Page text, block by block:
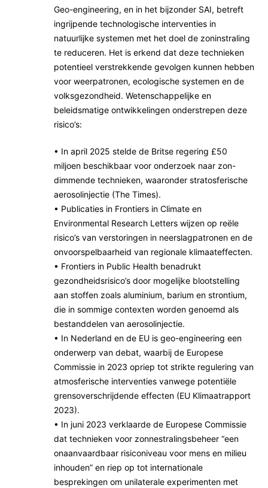
Geo-engineering, en in het bijzonder SAI, betreft
ingrijpende technologische interventies in
natuurlijke systemen met het doel de zoninstraling
te reduceren. Het is erkend dat deze technieken
potentieel verstrekkende gevolgen kunnen hebben
voor weerpatronen, ecologische systemen en de
volksgezondheid. Wetenschappelijke en
beleidsmatige ontwikkelingen onderstrepen deze
risico’s:
• In april 2025 stelde de Britse regering £50
miljoen beschikbaar voor onderzoek naar zon-
dimmende technieken, waaronder stratosferische
aerosolinjectie (The Times).
• Publicaties in Frontiers in Climate en
Environmental Research Letters wijzen op reële
risico’s van verstoringen in neerslagpatronen en de
onvoorspelbaarheid van regionale klimaateffecten.
• Frontiers in Public Health benadrukt
gezondheidsrisico’s door mogelijke blootstelling
aan stoffen zoals aluminium, barium en strontium,
die in sommige contexten worden genoemd als
bestanddelen van aerosolinjectie.
• In Nederland en de EU is geo-engineering een
onderwerp van debat, waarbij de Europese
Commissie in 2023 opriep tot strikte regulering van
atmosferische interventies vanwege potentiële
grensoverschrijdende effecten (EU Klimaatrapport
2023).
• In juni 2023 verklaarde de Europese Commissie
dat technieken voor zonnestralingsbeheer “een
onaanvaardbaar risiconiveau voor mens en milieu
inhouden” en riep op tot internationale
besprekingen om unilaterale experimenten met